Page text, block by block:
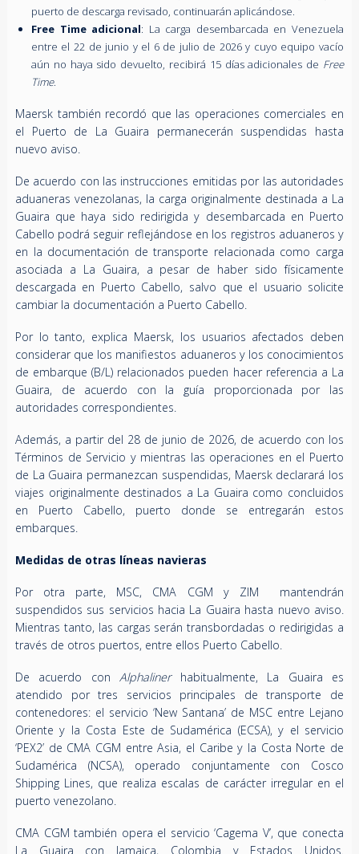
puerto de descarga revisado, continuarán aplicándose.
Free Time adicional: La carga desembarcada en Venezuela
entre el 22 de junio y el 6 de julio de 2026 y cuyo equipo vacío
aún no haya sido devuelto, recibirá 15 días adicionales de Free
Time.
Maersk también recordó que las operaciones comerciales en
el Puerto de La Guaira permanecerán suspendidas hasta
nuevo aviso.
De acuerdo con las instrucciones emitidas por las autoridades
aduaneras venezolanas, la carga originalmente destinada a La
Guaira que haya sido redirigida y desembarcada en Puerto
Cabello podrá seguir reflejándose en los registros aduaneros y
en la documentación de transporte relacionada como carga
asociada a La Guaira, a pesar de haber sido físicamente
descargada en Puerto Cabello, salvo que el usuario solicite
cambiar la documentación a Puerto Cabello.
Por lo tanto, explica Maersk, los usuarios afectados deben
considerar que los manifiestos aduaneros y los conocimientos
de embarque (B/L) relacionados pueden hacer referencia a La
Guaira, de acuerdo con la guía proporcionada por las
autoridades correspondientes.
Además, a partir del 28 de junio de 2026, de acuerdo con los
Términos de Servicio y mientras las operaciones en el Puerto
de La Guaira permanezcan suspendidas, Maersk declarará los
viajes originalmente destinados a La Guaira como concluidos
en Puerto Cabello, puerto donde se entregarán estos
embarques.
Medidas de otras líneas navieras
Por otra parte, MSC, CMA CGM y ZIM mantendrán
suspendidos sus servicios hacia La Guaira hasta nuevo aviso.
Mientras tanto, las cargas serán transbordadas o redirigidas a
través de otros puertos, entre ellos Puerto Cabello.
De acuerdo con Alphalinerhabitualmente, La Guaira es
atendido por tres servicios principales de transporte de
contenedores: el servicio ‘New Santana’ de MSC entre Lejano
Oriente y la Costa Este de Sudamérica (ECSA), y el servicio
‘PEX2’ de CMA CGM entre Asia, el Caribe y la Costa Norte de
Sudamérica (NCSA), operado conjuntamente con Cosco
Shipping Lines, que realiza escalas de carácter irregular en el
puerto venezolano.
CMA CGM también opera el servicio ‘Cagema V’, que conecta
La Guaira con Jamaica, Colombia y Estados Unidos.